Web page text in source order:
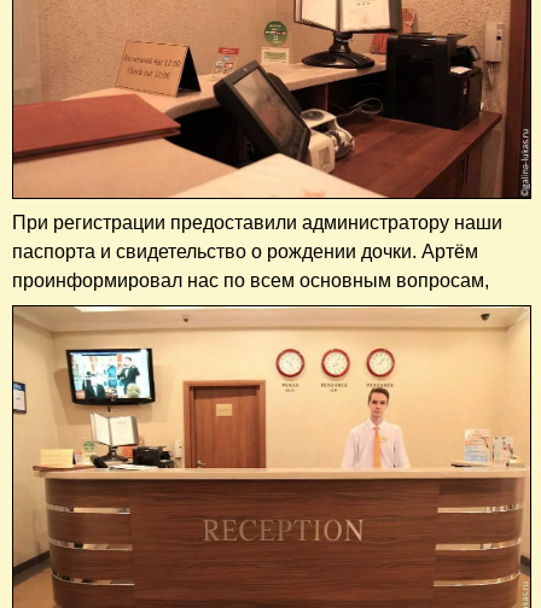
При регистрации предоставили администратору наши
паспорта и свидетельство о рождении дочки. Артём
проинформировал нас по всем основным вопросам,